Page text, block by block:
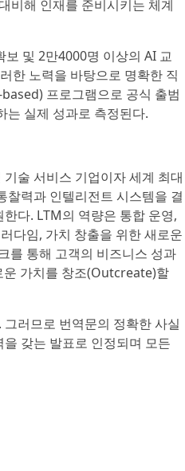
비해 인재를 준비시키는 체계
및 2만4000명 이상의 AI 교
한 노력을 바탕으로 명확한 직
프로그램으로 공식 출범
는 실제 성과로 측정된다.
술 서비스 기업이자 세계 최대
력과 인텔리전트 시스템을 결
다. LTM의 역량은 통합 운영,
다임, 가치 창출을 위한 새로운
를 통해 고객의 비즈니스 성과
가치를 창조(Outcreate)할
러므로 번역문의 정확한 사실
갖는 발표로 인정되며 모든